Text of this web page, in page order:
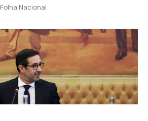
Folha Nacional